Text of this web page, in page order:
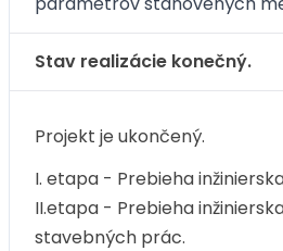
Stav realizácie konečný.
Projekt je ukončený.
I. etapa - Prebieha
II.etapa - Prebieha
stavebných prác.